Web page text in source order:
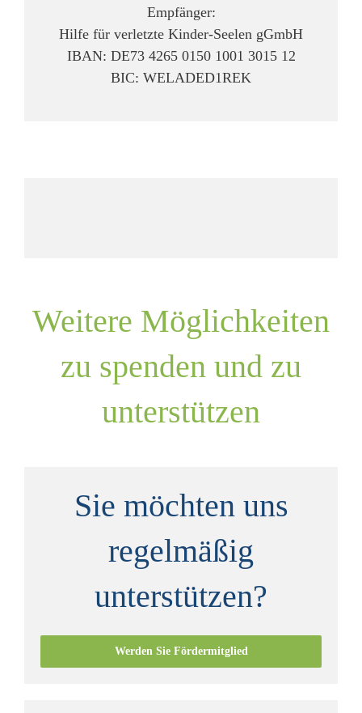
Empfänger:
Hilfe für verletzte Kinder-Seelen gGmbH
IBAN: DE73 4265 0150 1001 3015 12
BIC: WELADED1REK
Weitere Möglichkeiten
zu spenden und zu
unterstützen
Sie möchten uns
regelmäßig
unterstützen?
Werden Sie Fördermitglied